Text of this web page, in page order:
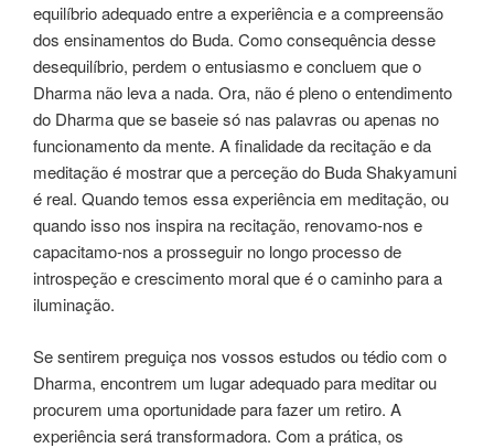
equilíbrio adequado entre a experiência e a compreensão
dos ensinamentos do Buda. Como consequência desse
desequilíbrio, perdem o entusiasmo e concluem que o
Dharma não leva a nada. Ora, não é pleno o entendimento
do Dharma que se baseie só nas palavras ou apenas no
funcionamento da mente. A finalidade da recitação e da
meditação é mostrar que a perceção do Buda Shakyamuni
é real. Quando temos essa experiência em meditação, ou
quando isso nos inspira na recitação, renovamo-nos e
capacitamo-nos a prosseguir no longo processo de
introspeção e crescimento moral que é o caminho para a
iluminação.
Se sentirem preguiça nos vossos estudos ou tédio com o
Dharma, encontrem um lugar adequado para meditar ou
procurem uma oportunidade para fazer um retiro. A
experiência será transformadora. Com a prática, os